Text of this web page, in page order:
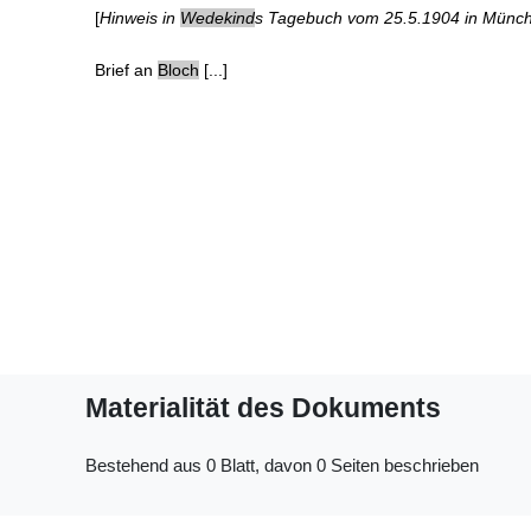
[Hinweis in Wedekinds Tagebuch vom 25.5.1904 in
Brief an Bloch [...]
Materialität des Dokuments
Bestehend aus 0 Blatt, davon 0 Seiten beschrieben